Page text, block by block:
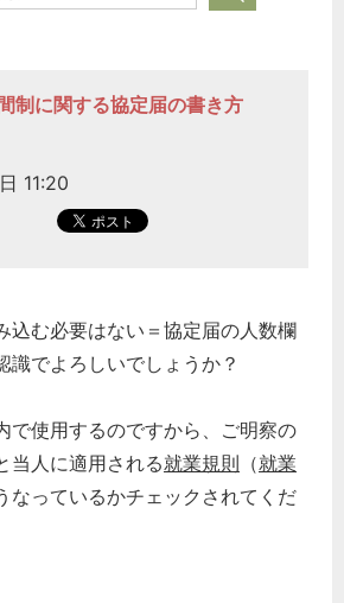
制に関する協定届の書き方
11:20
込む必要はない＝協定届の人数欄
識でよろしいでしょうか？
で使用するのですから、ご明察の
当人に適用される就業規則 （就業
なっているかチェックされてくだ